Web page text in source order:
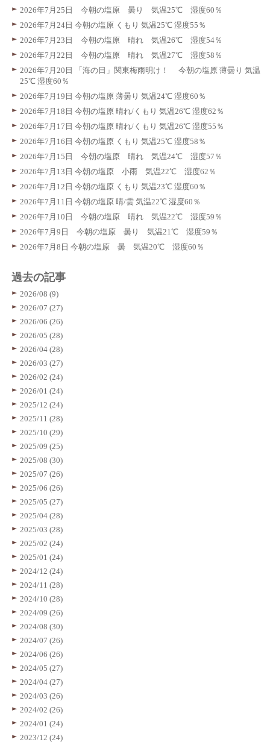
2026年7月25日 今朝の塩原 曇り 気温25℃ 湿度60％
2026年7月24日 今朝の塩原 くもり 気温25℃ 湿度55％
2026年7月23日 今朝の塩原 晴れ 気温26℃ 湿度54％
2026年7月22日 今朝の塩原 晴れ 気温27℃ 湿度58％
2026年7月20日 「海の日」関東梅雨明け！ 今朝の塩原 薄曇り 気温
25℃ 湿度60％
2026年7月19日 今朝の塩原 薄曇り 気温24℃ 湿度60％
2026年7月18日 今朝の塩原 晴れ/くもり 気温26℃ 湿度62％
2026年7月17日 今朝の塩原 晴れ/くもり 気温26℃ 湿度55％
2026年7月16日 今朝の塩原 くもり 気温25℃ 湿度58％
2026年7月15日 今朝の塩原 晴れ 気温24℃ 湿度57％
2026年7月13日 今朝の塩原 小雨 気温22℃ 湿度62％
2026年7月12日 今朝の塩原 くもり 気温23℃ 湿度60％
2026年7月11日 今朝の塩原 晴/雲 気温22℃ 湿度60％
2026年7月10日 今朝の塩原 晴れ 気温22℃ 湿度59％
2026年7月9日 今朝の塩原 曇り 気温21℃ 湿度59％
2026年7月8日 今朝の塩原 曇 気温20℃ 湿度60％
過去の記事
2026/08 (9)
2026/07 (27)
2026/06 (26)
2026/05 (28)
2026/04 (28)
2026/03 (27)
2026/02 (24)
2026/01 (24)
2025/12 (24)
2025/11 (28)
2025/10 (29)
2025/09 (25)
2025/08 (30)
2025/07 (26)
2025/06 (26)
2025/05 (27)
2025/04 (28)
2025/03 (28)
2025/02 (24)
2025/01 (24)
2024/12 (24)
2024/11 (28)
2024/10 (28)
2024/09 (26)
2024/08 (30)
2024/07 (26)
2024/06 (26)
2024/05 (27)
2024/04 (27)
2024/03 (26)
2024/02 (26)
2024/01 (24)
2023/12 (24)